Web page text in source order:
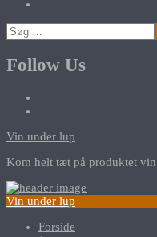
Søg
efter:
Follow Us
Vin under lup
Kom helt tæt på produktet vin
Vin under lup
Forside